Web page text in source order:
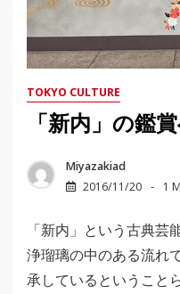
TOKYO CULTURE
「新内」の鑑賞
Miyazakiad
2016/11/20
1
「新内」という古典芸
浄瑠璃の中のある流れ
承しているということ